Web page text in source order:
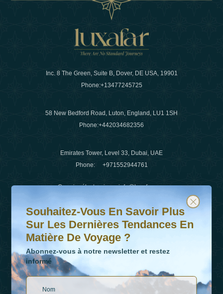
Inc. 8 The Green, Suite B, Dover, DE USA, 19901
Phone:+13477245725
58 New Bedford Road, Luton, England, LU1 1SH
Phone:+442034682356
Emirates Tower, Level 33, Dubai, UAE
Phone: +971552944761
Courrier électronique:info@luxafar.com
WhatsApp N°
+442034682356
+971552944761
Souhaitez-vous en savoir plus sur les dernières
Abonnez-vous à notre newsletter et restez informé
Souhaitez-Vous En Savoir Plus
Sur Les Dernières Tendances En
Matière De Voyage ?
Abonnez-vous à notre newsletter et restez
informé